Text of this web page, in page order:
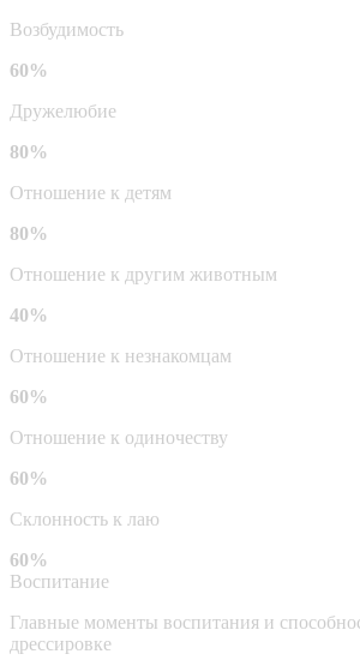
Возбудимость
60%
Дружелюбие
80%
Отношение к детям
80%
Отношение к другим животным
40%
Отношение к незнакомцам
60%
Отношение к одиночеству
60%
Склонность к лаю
60%
Воспитание
Главные моменты воспитания и
дрессировке